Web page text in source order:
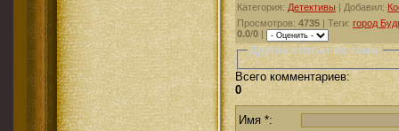
Категория: Детективы Добавил:
Просмотров: 4735 Теги: город
0.0/0
Другие статьи по теме:
Всего комментариев:
0
Имя *: